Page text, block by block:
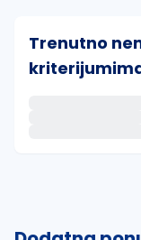
Trenutno